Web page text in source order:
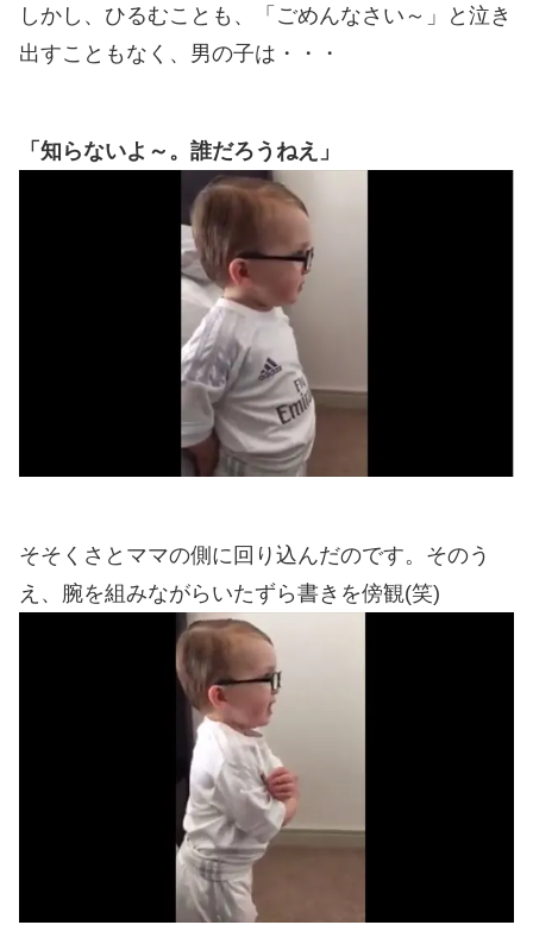
しかし、ひるむことも、「ごめんなさい～」と泣き
出すこともなく、男の子は・・・
「知らないよ～。誰だろうねえ」
そそくさとママの側に回り込んだのです。そのう
え、腕を組みながらいたずら書きを傍観(笑)